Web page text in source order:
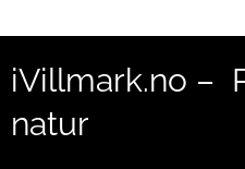
iVillmark.no –
natur